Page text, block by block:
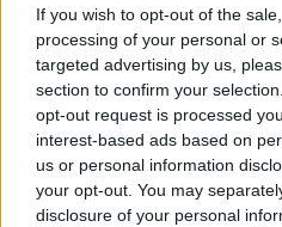
If you wish to opt-out of the
processing of your personal or
targeted advertising by us,
section to confirm your
opt-out request is processed
interest-based ads based on
us or personal information
your opt-out. You may
disclosure of your personal
5 mesés hely a Comói-
tónál, ami teljesen
elvarázsolt